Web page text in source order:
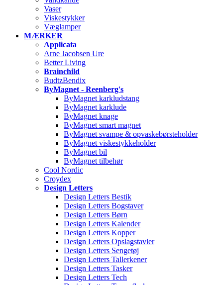
Vaser
Viskestykker
Væglamper
MÆRKER
Applicata
Arne Jacobsen Ure
Better Living
Brainchild
BudtzBendix
ByMagnet - Reenberg's
ByMagnet karkludstang
ByMagnet karklude
ByMagnet knage
ByMagnet smart magnet
ByMagnet svampe & opvaskebørsteholder
ByMagnet viskestykkeholder
ByMagnet bil
ByMagnet tilbehør
Cool Nordic
Croydex
Design Letters
Design Letters Bestik
Design Letters Bogstaver
Design Letters Børn
Design Letters Kalender
Design Letters Kopper
Design Letters Opslagstavler
Design Letters Sengetøj
Design Letters Tallerkener
Design Letters Tasker
Design Letters Tech